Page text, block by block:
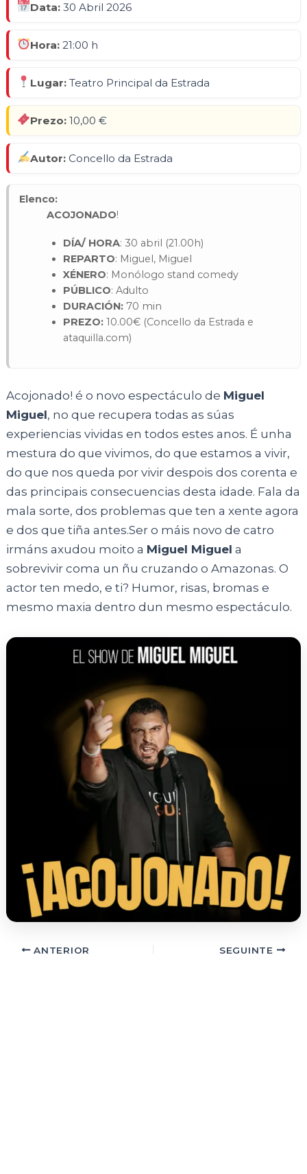
Data: 30 Abril 2026
Hora: 21:00 h
Lugar: Teatro Principal da Estrada
Prezo: 10,00 €
Autor: Concello da Estrada
Elenco:
ACOJONADO!
DÍA/ HORA: 30 abril (21.00h)
REPARTO: Miguel, Miguel
XÉNERO: Monólogo stand comedy
PÚBLICO: Adulto
DURACIÓN:70 min
PREZO:10.00€ (Concello da Estrada e
ataquilla.com)
Acojonado! é o novo espectáculo de Miguel
Miguel, no que recupera todas as súas
experiencias vividas en todos estes anos. É unha
mestura do que vivimos, do que estamos a vivir,
do que nos queda por vivir despois dos corenta e
das principais consecuencias desta idade. Fala da
mala sorte, dos problemas que ten a xente agora
e dos que tiña antes.Ser o máis novo de catro
irmáns axudou moito a Miguel Miguel a
sobrevivir coma un ñu cruzando o Amazonas. O
actor ten medo, e ti? Humor, risas, bromas e
mesmo maxia dentro dun mesmo espectáculo.
ANTERIOR SEGUINTE